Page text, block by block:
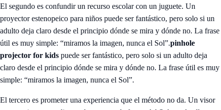
El segundo es confundir un recurso escolar con un juguete. Un
proyector estenopeico para niños puede ser fantástico, pero solo si un
adulto deja claro desde el principio dónde se mira y dónde no. La frase
útil es muy simple: “miramos la imagen, nunca el Sol”.pinhole
projector for kids puede ser fantástico, pero solo si un adulto deja
claro desde el principio dónde se mira y dónde no. La frase útil es muy
simple: “miramos la imagen, nunca el Sol”.
El tercero es prometer una experiencia que el método no da. Un visor